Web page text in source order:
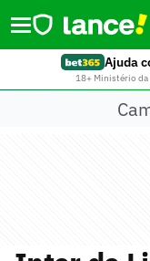
Ajuda
18+ Ministério da